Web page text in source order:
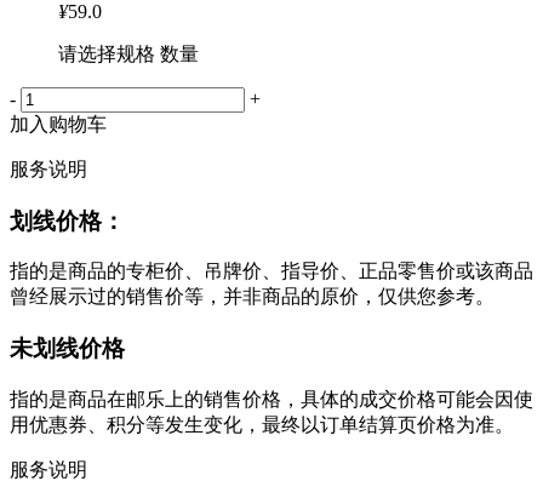
¥59.0
请选择规格 数量
-
+
加入购物车
服务说明
划线价格：
指的是商品的专柜价、吊牌价、指导价、正品零售价或该商品
曾经展示过的销售价等，并非商品的原价，仅供您参考。
未划线价格
指的是商品在邮乐上的销售价格，具体的成交价格可能会因使
用优惠券、积分等发生变化，最终以订单结算页价格为准。
服务说明